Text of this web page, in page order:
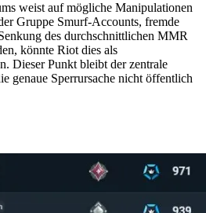
weist auf mögliche Manipulationen
Gruppe Smurf-Accounts, fremde
des durchschnittlichen MMR
könnte Riot dies als
Dieser Punkt bleibt der zentrale
genaue Sperrursache nicht öffentlich